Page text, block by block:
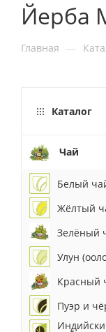
Йерба
Главная —
Каталог
Чай
Белый
Жёлтый
Зелёный
Улун
Красный
Пуэр и